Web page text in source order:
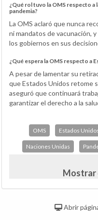
¿Qué rol tuvo la OMS respecto
pandemia?
La OMS aclaró que nunca
ni mandatos de vacunación,
los gobiernos en sus
¿Qué espera la OMS respecto a
A pesar de lamentar su
que Estados Unidos retome
aseguró que continuará
garantizar el derecho a la
OMS Estados
Naciones Unidas
Mostrar
Abrir